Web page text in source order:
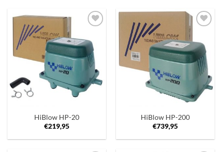
aan
verlanglijst
HiBlow HP-20
€219,95
Toevoegen
aan
verlanglijst
HiBlow HP-200
€739,95